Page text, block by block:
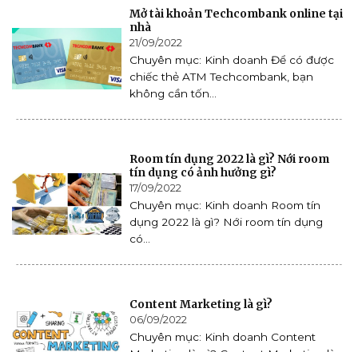
Mở tài khoản Techcombank online tại
nhà
21/09/2022
Chuyên mục: Kinh doanh Để có được
chiếc thẻ ATM Techcombank, bạn
không cần tốn...
Room tín dụng 2022 là gì? Nới room
tín dụng có ảnh hưởng gì?
17/09/2022
Chuyên mục: Kinh doanh Room tín
dụng 2022 là gì? Nới room tín dụng
có...
Content Marketing là gì?
06/09/2022
Chuyên mục: Kinh doanh Content